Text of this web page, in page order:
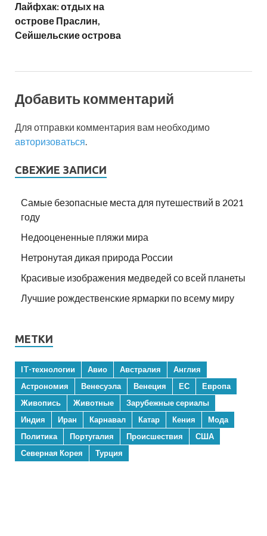
Лайфхак: отдых на
острове Праслин,
Сейшельские острова
Добавить комментарий
Для отправки комментария вам необходимо
авторизоваться
СВЕЖИЕ ЗАПИСИ
Самые безопасные места для путешествий в 2021
году
Недооцененные пляжи мира
Нетронутая дикая природа России
Красивые изображения медведей со всей планеты
Лучшие рождественские ярмарки по всему миру
МЕТКИ
IT-технологии Авио Австралия
Англия
Астрономия
Венесуэла Венеция ЕС
Европа
Живопись
Животные
Зарубежные сериалы
Индия
Иран Карнавал Катар Кения
Мода
Политика
Португалия Происшествия
США
Северная Корея
Турция